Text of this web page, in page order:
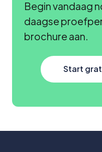
Begin vandaag
daagse
brochure aan.
Start